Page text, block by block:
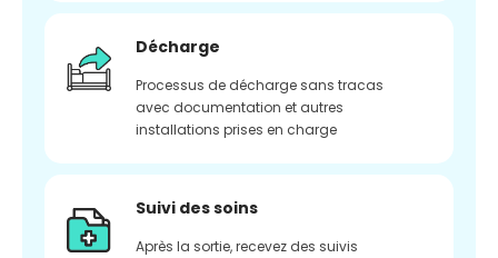
Décharge
Processus de décharge sans tracas
avec documentation et autres
installations prises en charge
Suivi des soins
Après la sortie, recevez des suivis